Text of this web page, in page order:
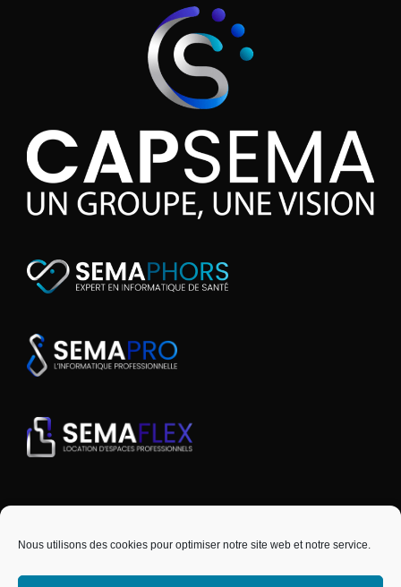
Nous utilisons des cookies pour optimiser notre site web et notre service.